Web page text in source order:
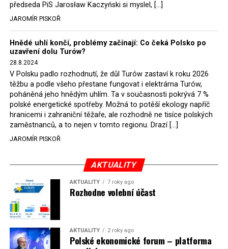
předseda PiS Jarosław Kaczyński si myslel, […]
JAROMÍR PISKOŘ
Hnědé uhlí končí, problémy začínají: Co čeká Polsko po
uzavření dolu Turów?
28.8.2024
V Polsku padlo rozhodnutí, že důl Turów zastaví k roku 2026
těžbu a podle všeho přestane fungovat i elektrárna Turów,
poháněná jeho hnědým uhlím. Ta v současnosti pokrývá 7 %
polské energetické spotřeby. Možná to potěší ekology napříč
hranicemi i zahraniční těžaře, ale rozhodně ne tisíce polských
zaměstnanců, a to nejen v tomto regionu. Drazí […]
JAROMÍR PISKOŘ
AKTUALITY
AKTUALITY 7 roky ago
Rozhodne volební účast
AKTUALITY 2 roky ago
Polské ekonomické forum – platforma